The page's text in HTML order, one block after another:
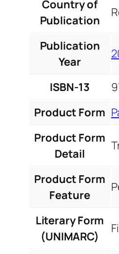
Country of
Publication
Publication
Year
ISBN-13
Product Form
Product Form
Detail
Product Form
Feature
Literary Form
(UNIMARC)